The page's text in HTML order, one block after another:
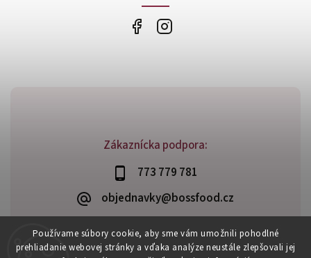
Používame súbory cookie, aby sme vám umožnili pohodlné
prehliadanie webovej stránky a vďaka analýze neustále zlepšovali jej
Zákaznícka podpora:
773 779 781
objednavky@bossfood.cz